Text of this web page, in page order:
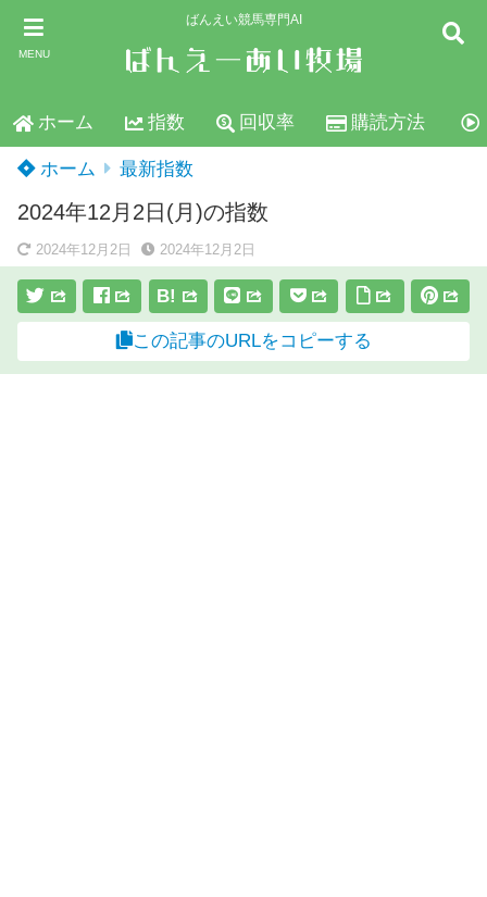
MENU
ばんえい競馬専門AI
ホーム 指数 回収率 購読方法
ホーム 最新指数
2024年12月2日(月)の指数
2024年12月2日 2024年12月2日
B!
この記事のURLをコピーする